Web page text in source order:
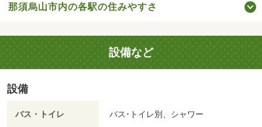
那須烏山市内の各駅の住みやすさ
設備など
設備
バス・トイレ バス･トイレ別、シャワー